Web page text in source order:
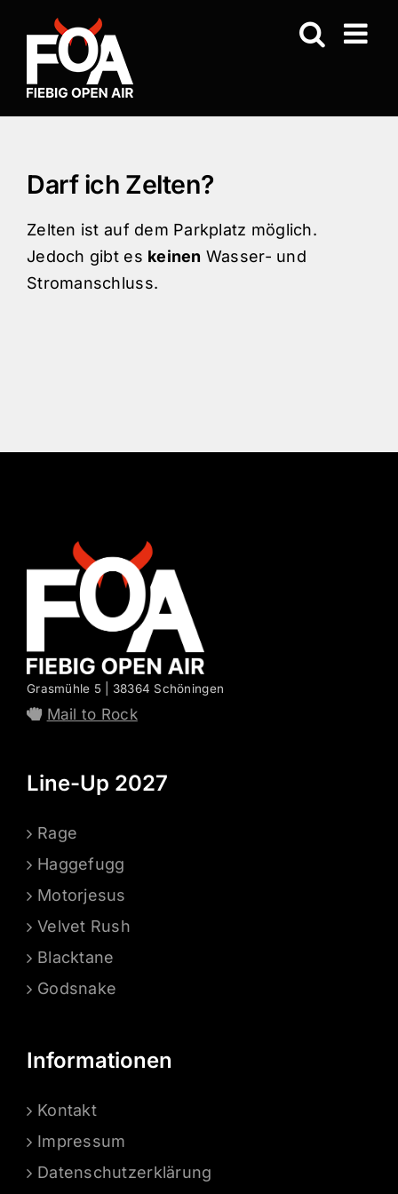
Inhalt
springen
Darf ich Zelten?
Zelten ist auf dem Parkplatz möglich.
Jedoch gibt es keinen Wasser- und
Stromanschluss.
Grasmühle 5 | 38364 Schöningen
Mail to Rock
Line-Up 2027
Rage
Haggefugg
Motorjesus
Velvet Rush
Blacktane
Godsnake
Informationen
Kontakt
Impressum
Datenschutzerklärung